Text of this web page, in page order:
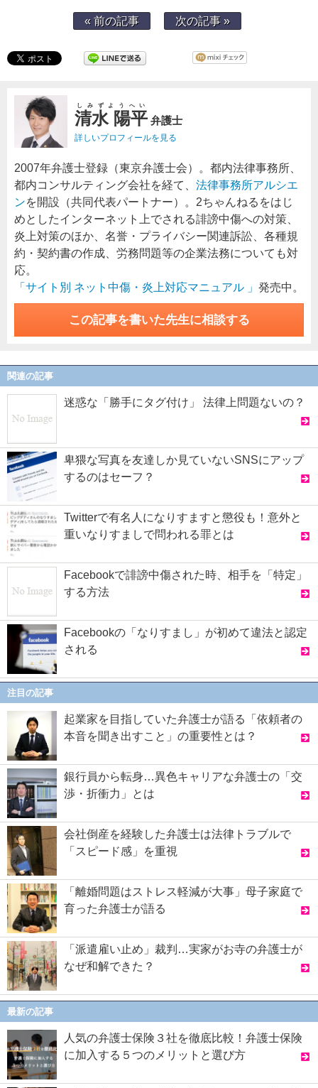
« 前の記事 次の記事 »
清水 陽平
しみずようへい
弁護士
詳しいプロフィールを見る
2007年弁護士登録（東京弁護士会）。都内法律事務所、
都内コンサルティング会社を経て、 法律事務所アルシエ
ンを開設（共同代表パートナー）。2ちゃんねるをはじ
めとしたインターネット上でされる誹謗中傷への対策、
炎上対策のほか、名誉・プライバシー関連訴訟、各種規
約・契約書の作成、労務問題等の企業法務についても対
応。
「サイト別 ネット中傷・炎上対応マニュアル 」 発売中。
この記事を書いた先生に相談する
関連の記事
迷惑な「勝手にタグ付け」 法律上問題ないの？
卑猥な写真を友達しか見ていないSNSにアップ
するのはセーフ？
Twitterで有名人になりすますと懲役も！意外と
重いなりすましで問われる罪とは
Facebookで誹謗中傷された時、相手を「特定」
する方法
Facebookの「なりすまし」が初めて違法と認定
される
注目の記事
起業家を目指していた弁護士が語る「依頼者の
本音を聞き出すこと」の重要性とは？
銀行員から転身…異色キャリアな弁護士の「交
渉・折衝力」とは
会社倒産を経験した弁護士は法律トラブルで
「スピード感」を重視
「離婚問題はストレス軽減が大事」母子家庭で
育った弁護士が語る
「派遣雇い止め」裁判…実家がお寺の弁護士が
なぜ和解できた？
最新の記事
人気の弁護士保険３社を徹底比較！弁護士保険
に加入する５つのメリットと選び方